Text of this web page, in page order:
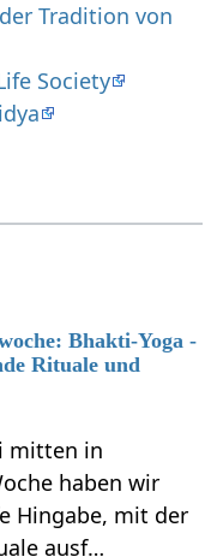
Tradition von
Society
Bhakti-Yoga -
Rituale und
mitten in
haben wir
Hingabe, mit der
ausf…